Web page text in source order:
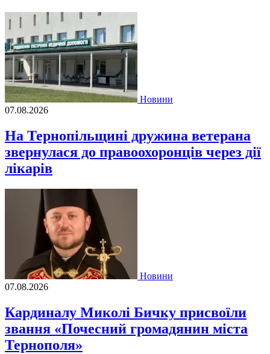
Новини
07.08.2026
На Тернопільщині дружина ветерана
звернулася до правоохоронців через дії
лікарів
Новини
07.08.2026
Кардиналу Миколі Бичку присвоїли
звання «Почесний громадянин міста
Тернополя»